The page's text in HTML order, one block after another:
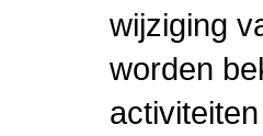
wijziging
worden